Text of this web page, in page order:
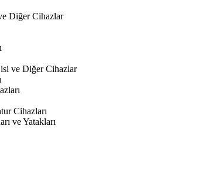
Diğer Cihazlar
ve Diğer Cihazlar
Cihazları
ve Yatakları